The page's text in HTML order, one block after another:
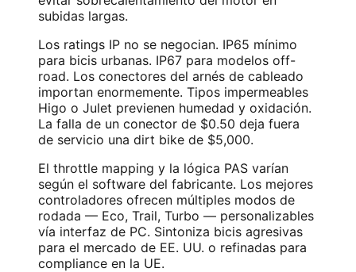
subidas largas.
Los ratings IP no se negocian. IP65 mínimo
para bicis urbanas. IP67 para modelos off-
road. Los conectores del arnés de cableado
importan enormemente. Tipos impermeables
Higo o Julet previenen humedad y oxidación.
La falla de un conector de $0.50 deja fuera
de servicio una dirt bike de $5,000.
El throttle mapping y la lógica PAS varían
según el software del fabricante. Los mejores
controladores ofrecen múltiples modos de
rodada — Eco, Trail, Turbo — personalizables
vía interfaz de PC. Sintoniza bicis agresivas
para el mercado de EE. UU. o refinadas para
compliance en la UE.